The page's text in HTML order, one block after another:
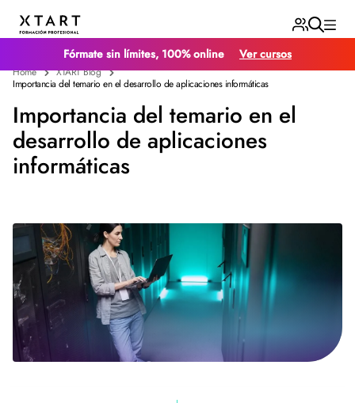
Home
XTART Blog
Importancia del temario en el desarrollo de aplicaciones informáticas
Importancia del temario en el
desarrollo de aplicaciones
informáticas
Fórmate sin límites, 100% online Ver cursos